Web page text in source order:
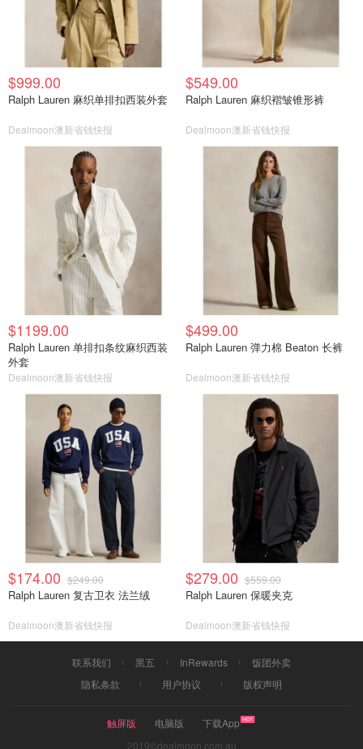
$999.00
Ralph Lauren 麻织单排扣西装外套
Dealmoon澳新省钱快报
$549.00
Ralph Lauren 麻织褶皱锥形裤
Dealmoon澳新省钱快报
$1199.00
Ralph Lauren 单排扣条纹麻织西装
外套
Dealmoon澳新省钱快报
$499.00
Ralph Lauren 弹力棉 Beaton 长裤
Dealmoon澳新省钱快报
$174.00 $249.00
Ralph Lauren 复古卫衣 法兰绒
Dealmoon澳新省钱快报
$279.00 $559.00
Ralph Lauren 保暖夹克
Dealmoon澳新省钱快报
联系我们 黑五 InRewards
饭团外卖
隐私条款
用户协议 版权声明
触屏版 电脑版
下载App
2019©dealmoon.com.au